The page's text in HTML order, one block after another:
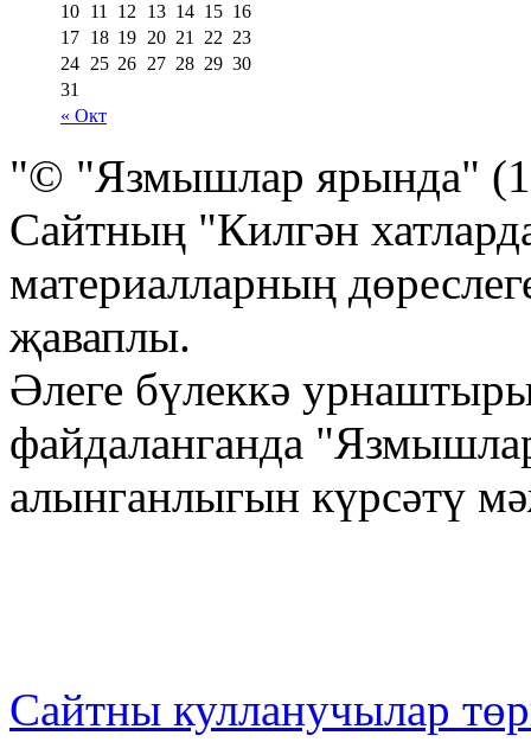
« Окт
10 11 12 13 14 15 16
17 18 19 20 21 22 23
24 25 26 27 28 29 30
31
"© "Язмышлар ярында"
Сайтның "Килгән
материалларның
җаваплы.
Әлеге бүлеккә
файдаланганда
алынганлыгын күрсәтү
Сайтны кулланучылар